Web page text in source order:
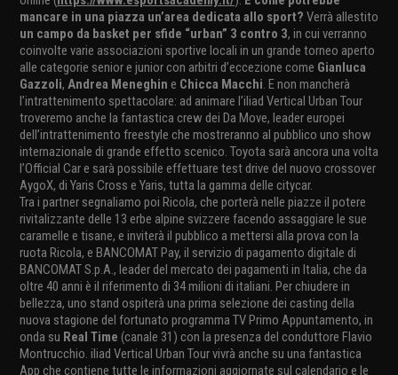
mancare in una piazza un’area dedicata allo sport? Verrà allestito
un campo da basket per sfide “urban” 3 contro 3, in cui verranno
coinvolte varie associazioni sportive locali in un grande torneo aperto
alle categorie senior e junior con arbitri d’eccezione come Gianluca
Gazzoli, Andrea Meneghin e Chicca Macchi. E non mancherà
l’intrattenimento spettacolare: ad animare l’iliad Vertical Urban Tour
troveremo anche la fantastica crew dei Da Move, leader europei
dell’intrattenimento freestyle che mostreranno al pubblico uno show
internazionale di grande effetto scenico. Toyota sarà ancora una volta
l’Official Car e sarà possibile effettuare test drive del nuovo crossover
AygoX, di Yaris Cross e Yaris, tutta la gamma delle citycar.
Tra i partner segnaliamo poi Ricola, che porterà nelle piazze il potere
rivitalizzante delle 13 erbe alpine svizzere facendo assaggiare le sue
caramelle e tisane, e inviterà il pubblico a mettersi alla prova con la
ruota Ricola, e BANCOMAT Pay, il servizio di pagamento digitale di
BANCOMAT S.p.A., leader del mercato dei pagamenti in Italia, che da
oltre 40 anni è il riferimento di 34 milioni di italiani. Per chiudere in
bellezza, uno stand ospiterà una prima selezione dei casting della
nuova stagione del fortunato programma TV Primo Appuntamento, in
onda su Real Time (canale 31) con la presenza del conduttore Flavio
Montrucchio. iliad Vertical Urban Tour vivrà anche su una fantastica
App che contiene tutte le informazioni aggiornate sul calendario e le